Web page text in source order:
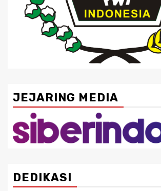
JEJARING MEDIA
DEDIKASI